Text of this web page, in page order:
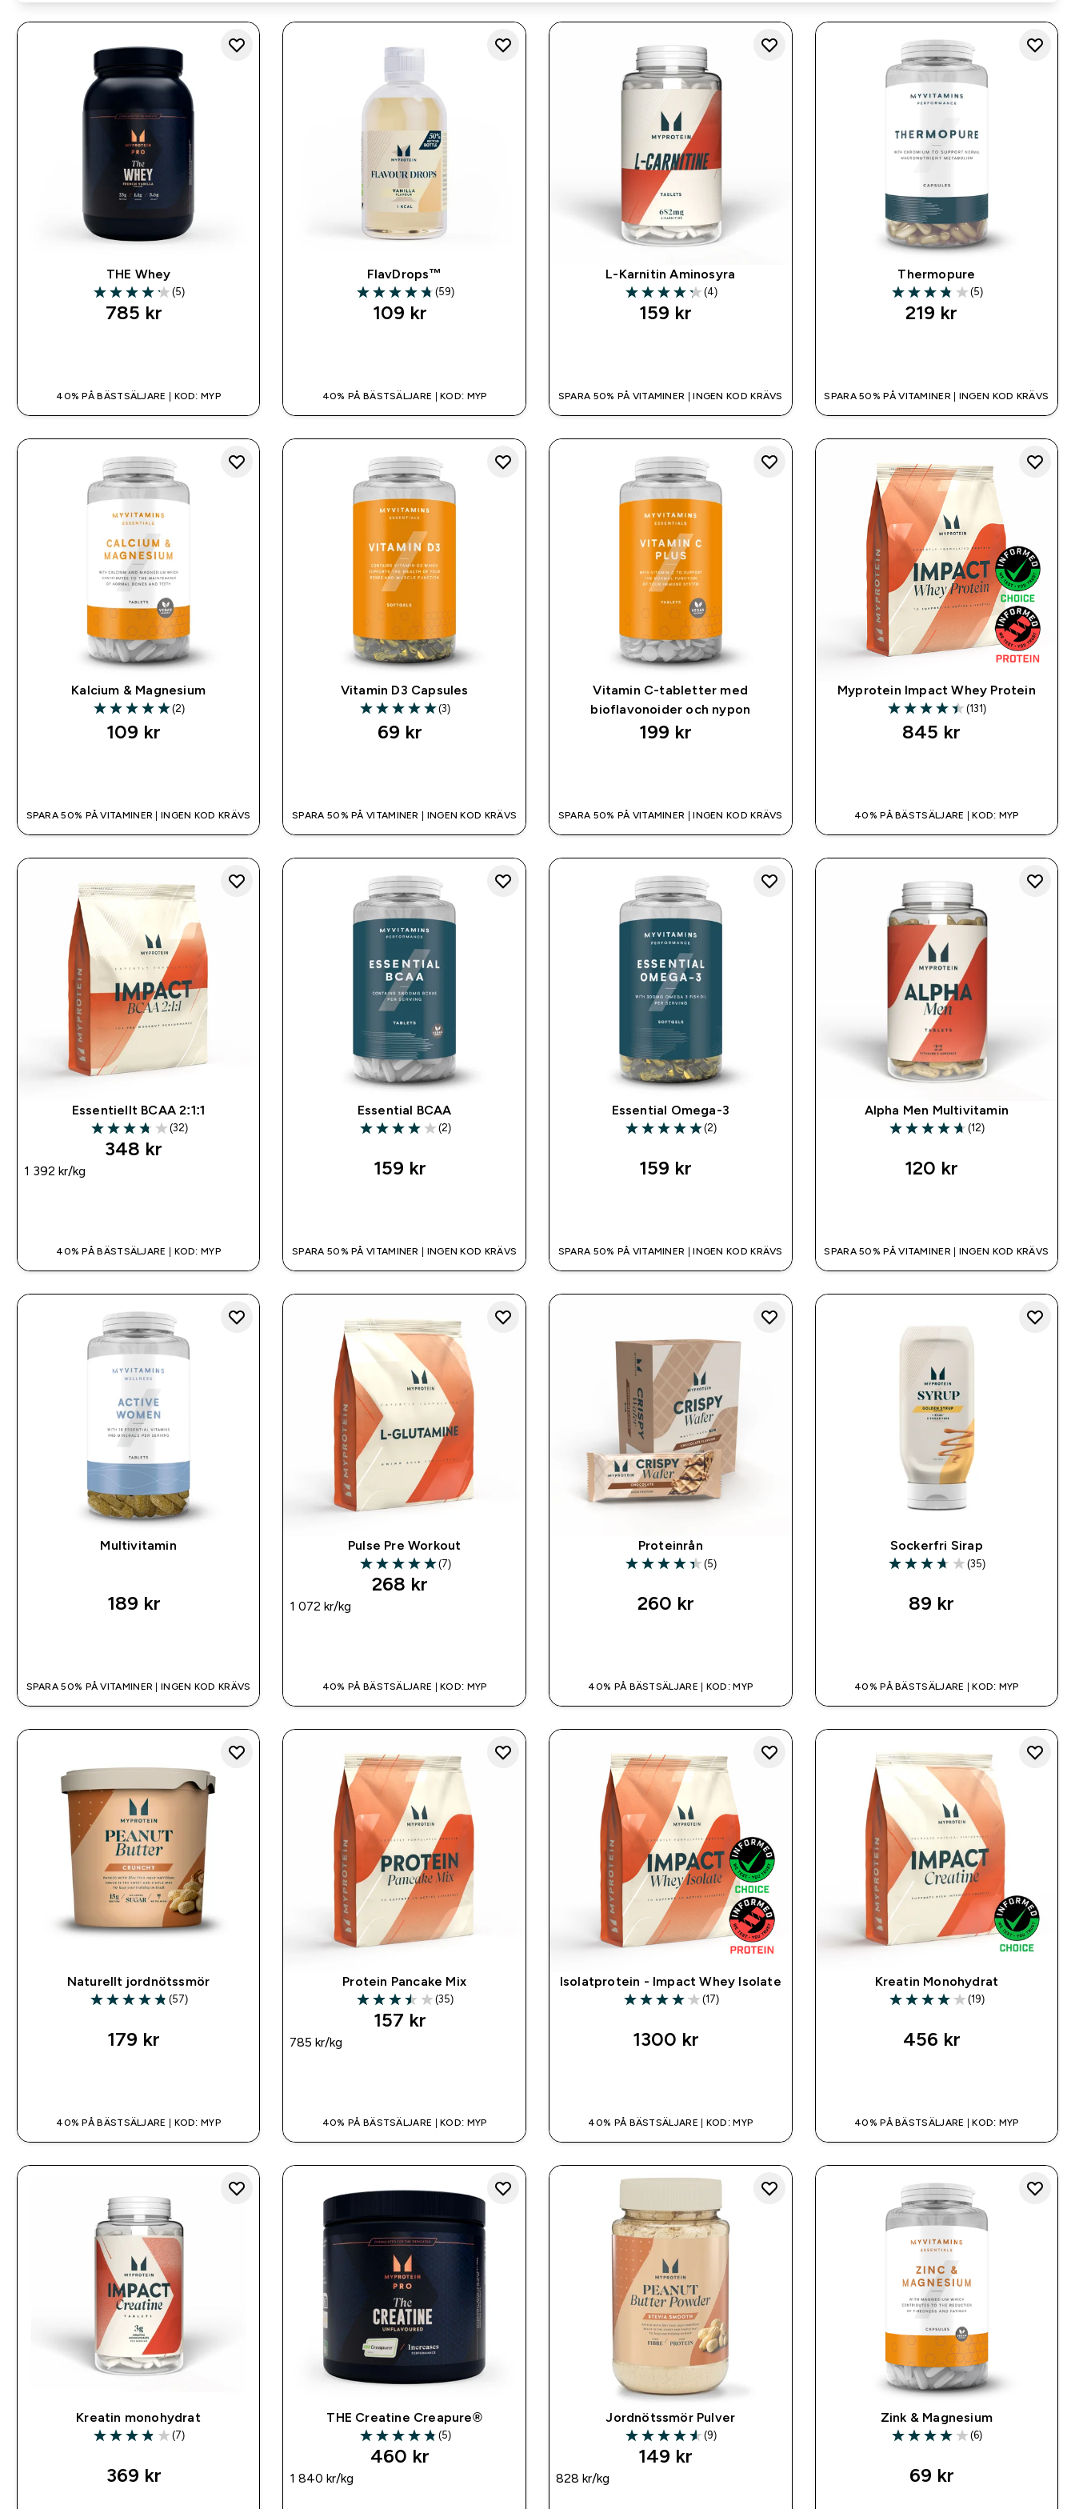
THE Whey
4.2 out of 5 stars
(5)
785 kr‎
40% PÅ BÄSTSÄLJARE | KOD: MYP
FlavDrops™
4.73 out of 5 stars
(59)
109 kr‎
40% PÅ BÄSTSÄLJARE | KOD: MYP
L-Karnitin Aminosyra
4.25 out of 5 stars
(4)
159 kr‎
SPARA 50% PÅ VITAMINER | INGEN KOD KRÄVS
Thermopure
3.8 out of 5 stars
(5)
219 kr‎
SPARA 50% PÅ VITAMINER | INGEN KOD KRÄVS
Kalcium & Magnesium
5 out of 5 stars
(2)
109 kr‎
SPARA 50% PÅ VITAMINER | INGEN KOD KRÄVS
Vitamin D3 Capsules
5 out of 5 stars
(3)
69 kr‎
SPARA 50% PÅ VITAMINER | INGEN KOD KRÄVS
Vitamin C-tabletter med
bioflavonoider och nypon
199 kr‎
SPARA 50% PÅ VITAMINER | INGEN KOD KRÄVS
Myprotein Impact Whey Protein
4.42 out of 5 stars
(131)
845 kr‎
40% PÅ BÄSTSÄLJARE | KOD: MYP
Essentiellt BCAA 2:1:1
3.75 out of 5 stars
(32)
348 kr‎
1 392 kr‎/kg
40% PÅ BÄSTSÄLJARE | KOD: MYP
Essential BCAA
4 out of 5 stars
(2)
159 kr‎
SPARA 50% PÅ VITAMINER | INGEN KOD KRÄVS
Essential Omega-3
5 out of 5 stars
(2)
159 kr‎
SPARA 50% PÅ VITAMINER | INGEN KOD KRÄVS
Alpha Men Multivitamin
4.67 out of 5 stars
(12)
120 kr‎
SPARA 50% PÅ VITAMINER | INGEN KOD KRÄVS
Multivitamin
189 kr‎
SPARA 50% PÅ VITAMINER | INGEN KOD KRÄVS
Pulse Pre Workout
5 out of 5 stars
(7)
268 kr‎
1 072 kr‎/kg
40% PÅ BÄSTSÄLJARE | KOD: MYP
Proteinrån
4.4 out of 5 stars
(5)
260 kr‎
40% PÅ BÄSTSÄLJARE | KOD: MYP
Sockerfri Sirap
3.66 out of 5 stars
(35)
89 kr‎
40% PÅ BÄSTSÄLJARE | KOD: MYP
Naturellt jordnötssmör
4.81 out of 5 stars
(57)
179 kr‎
40% PÅ BÄSTSÄLJARE | KOD: MYP
Protein Pancake Mix
3.51 out of 5 stars
(35)
157 kr‎
785 kr‎/kg
40% PÅ BÄSTSÄLJARE | KOD: MYP
Isolatprotein - Impact Whey Isolate
4.06 out of 5 stars
(17)
1300 kr‎
40% PÅ BÄSTSÄLJARE | KOD: MYP
Kreatin Monohydrat
4.05 out of 5 stars
(19)
456 kr‎
40% PÅ BÄSTSÄLJARE | KOD: MYP
Kreatin monohydrat
3.86 out of 5 stars
(7)
369 kr‎
THE Creatine Creapure®
4.8 out of 5 stars
(5)
460 kr‎
1 840 kr‎/kg
Jordnötssmör Pulver
4.56 out of 5 stars
(9)
149 kr‎
828 kr‎/kg
Zink & Magnesium
4 out of 5 stars
(6)
69 kr‎